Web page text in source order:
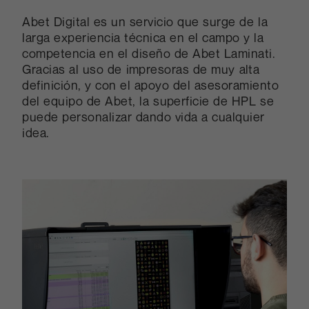
Abet Digital es un servicio que surge de la
larga experiencia técnica en el campo y la
competencia en el diseño de Abet Laminati.
Gracias al uso de impresoras de muy alta
definición, y con el apoyo del asesoramiento
del equipo de Abet, la superficie de HPL se
puede personalizar dando vida a cualquier
idea.